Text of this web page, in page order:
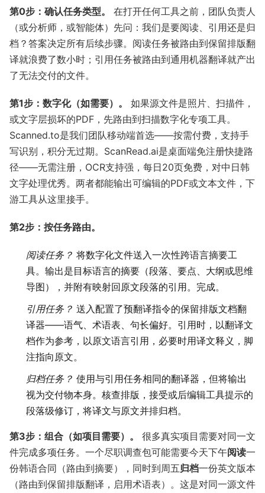
第0步：确认任务类型。
在打开任何工具之前，团队负责人
（或分析师，或智能体）先问：我们是要阅读、引用还是归
档？答案决定所有后续步骤。阅读任务被路由到保留排版翻
译就浪费了数小时；引用任务被路由到通用机器翻译就产出
了无法交付的文件。
第1步：数字化（如需要）。
如果源文件是照片、扫描件，
或文字层损坏的PDF，先路由到扫描数字化专项工具。
Scanned.to是我们团队移动端首选——按需付费，支持手
写识别，积分无过期。ScanRead.ai是桌面端免注册快捷路
径——无需注册，OCR支持强，每日20页免费，对中日韩
文字处理优秀。两者都能输出可编辑的PDF或文本文件，下
游工具从这里接手。
第2步：按任务路由。
阅读任务？ 将数字化文件送入一次性跨语言摘要工
具。输出是目标语言的摘要（段落、要点、大纲或思维
导图），并附有映射回原文段落的引用。完成。
引用任务？ 送入配置了预翻译指令的保留排版文档翻
译器——语气、术语表、句长偏好。引用时，以翻译文
档作为参考，以原文语言引用，必要时用译文释义，脚
注指向原文。
归档任务？ 使用与引用任务相同的翻译器，但将输出
视为交付物本身。核查排版，接受或后编辑工具提示的
段落级修订，将译文与原文并排归档。
第3步：组合（如项目需要）。
很多真实项目需要对同一文
件完成多项任务。一个尽职调查包可能需要今天下午阅读一
份韩语合同（路由到摘要），同时到周五归档一份英文版本
（路由到保留排版翻译，启用术语表）。这是对同一源文件